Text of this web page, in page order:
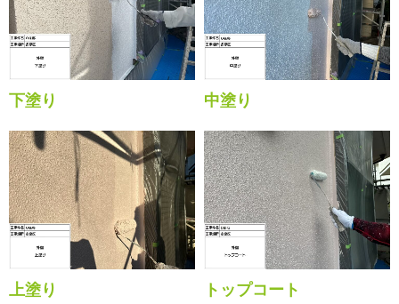
下塗り 中塗り
上塗り トップコート